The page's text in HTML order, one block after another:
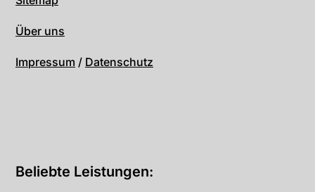
Über uns
Impressum / Datenschutz
Beliebte Leistungen: